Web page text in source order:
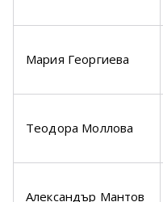
Мария Георгиева
Теодора Моллова
Александър Мантов